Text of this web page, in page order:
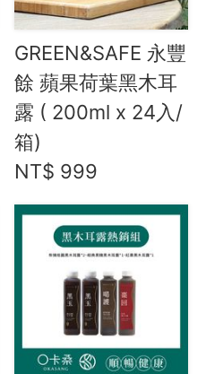
餅
GREEN&SAFE 永豐
餘 蘋果荷葉黑木耳
露 ( 200ml x 24入/
箱)
NT$ 999